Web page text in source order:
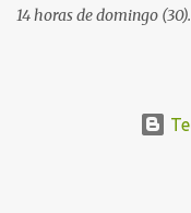
14 horas de domingo
que também